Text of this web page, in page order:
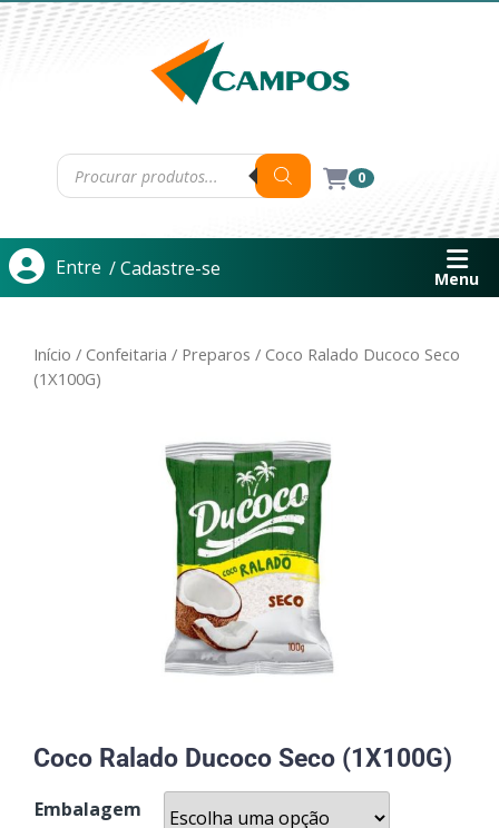
0
Entre / Cadastre-se Menu
Início / Confeitaria / Preparos / Coco Ralado Ducoco Seco
(1X100G)
Coco Ralado Ducoco Seco (1X100G)
Embalagem